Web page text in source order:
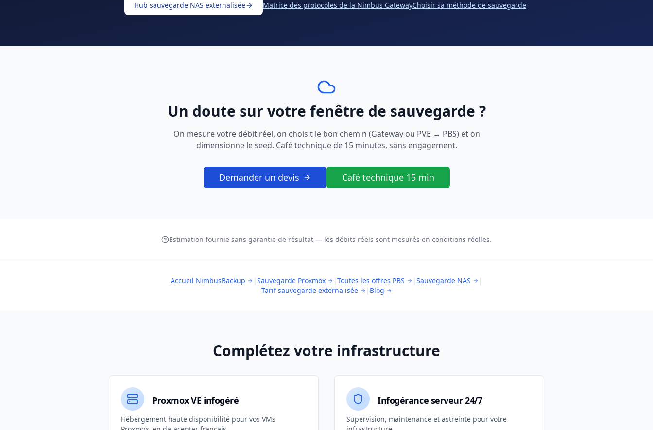
Hub sauvegarde NAS externalisée Matrice des protocoles de la Nimbus GatewayChoisir sa méthode de sauvegarde
Un doute sur votre fenêtre de sauvegarde ?
On mesure votre débit réel, on choisit le bon chemin (Gateway ou PVE → PBS) et on
dimensionne le seed. Café technique de 15 minutes, sans engagement.
Demander un devis Café technique 15 min
Estimation fournie sans garantie de résultat — les débits réels sont mesurés en conditions réelles.
Accueil NimbusBackup | Sauvegarde Proxmox | Toutes les offres PBS | Sauvegarde NAS
|
Tarif sauvegarde externalisée
| Blog
Complétez votre infrastructure
Proxmox VE infogéré
Hébergement haute disponibilité pour vos VMs
Infogérance serveur 24/7
Supervision, maintenance et astreinte pour votre